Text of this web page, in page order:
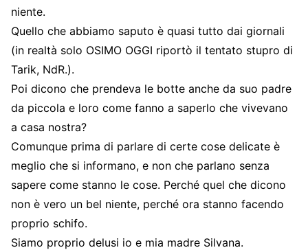
niente.
Quello che abbiamo saputo è quasi tutto dai giornali
(in realtà solo OSIMO OGGI riportò il tentato stupro di
Tarik, NdR.).
Poi dicono che prendeva le botte anche da suo padre
da piccola e loro come fanno a saperlo che vivevano
a casa nostra?
Comunque prima di parlare di certe cose delicate è
meglio che si informano, e non che parlano senza
sapere come stanno le cose. Perché quel che dicono
non è vero un bel niente, perché ora stanno facendo
proprio schifo.
Siamo proprio delusi io e mia madre Silvana.